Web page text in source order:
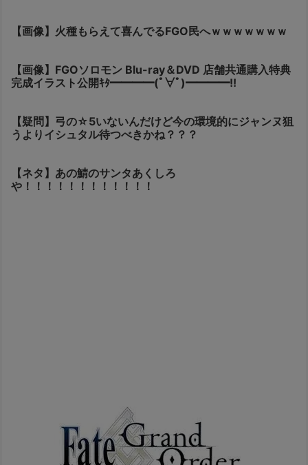
【画像】火種もらえて喜んでるFGO民へｗｗｗｗｗｗｗ
【画像】FGOソロモン Blu-ray＆DVD 店舗共通購入特典
完成イラスト公開ｷﾀ━━━━(ﾟ∀ﾟ)━━━━!!
【疑問】弓の☆5いないんだけど今の環境的にジャンヌ狙
うよりイシュタル待つべきかね？？？
【ネタ】あの鯖のサンタあくしろ
や！！！！！！！！！！！！